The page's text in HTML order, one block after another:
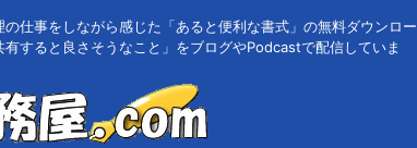
の仕事をしながら感じた「あると便利な書式」の無料ダウンロー
有すると良さそうなこと」をブログやPodcastで配信していま